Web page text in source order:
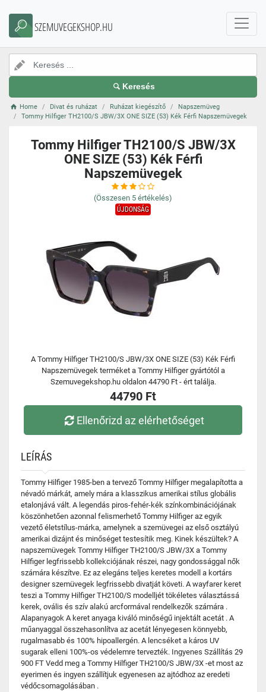
SZEMUVEGEKSHOP.HU
Keresés
Home Divat és ruházat Ruházat kiegészítő
Napszemüveg
Tommy Hilfiger TH2100/S JBW/3X ONE SIZE (53) Kék Férfi Napszemüvegek
Tommy Hilfiger TH2100/S JBW/3X
ONE SIZE (53) Kék Férfi
Napszemüvegek
(Összesen 5 értékelés)
ÚJDONSÁG
A Tommy Hilfiger TH2100/S JBW/3X ONE SIZE (53) Kék Férfi
Napszemüvegek terméket a Tommy Hilfiger gyártótól a
Szemuvegekshop.hu oldalon 44790 Ft - ért találja.
44790 Ft
Ellenőrizd az elérhetőséget
LEÍRÁS
Tommy Hilfiger 1985-ben a tervező Tommy Hilfiger megalapította a
névadó márkát, amely mára a klasszikus amerikai stílus globális
etalonjává vált. A legendás piros-fehér-kék színkombinációjának
köszönhetően azonnal felismerhető Tommy Hilfiger az egyik
vezető életstílus-márka, amelynek a szemüvegei az első osztályú
amerikai dizájnt és minőséget testesítik meg. Kinek készültek? A
napszemüvegek Tommy Hilfiger TH2100/S JBW/3X a Tommy
Hilfiger legfrissebb kollekciójának részei, nagy gondossággal nők
számára készítve. Ez az elegáns teljes keretes modell a kortárs
designer szemüvegek legfrissebb divatját követi. A wayfarer keret
teszi a Tommy Hilfiger TH2100/S modelljét tökéletes választássá
kerek, ovális és szív alakú arcformával rendelkezők számára .
Alapanyagok A keret anyaga kiváló minőségű injektált acetát . A
műanyaggal összehasonlítva az acetát lényegesen könnyebb,
rugalmasabb és 100% hipoallergén. A lencséket a káros UV
sugarak elleni 100%-os védelemre tervezték. Ingyenes Szállítás 29
900 FT Vedd meg a Tommy Hilfiger TH2100/S JBW/3X -et most az
eyerimen és ingyen szállítjuk egyenesen az ajtódhoz az eredeti
védőcsomagolásában .